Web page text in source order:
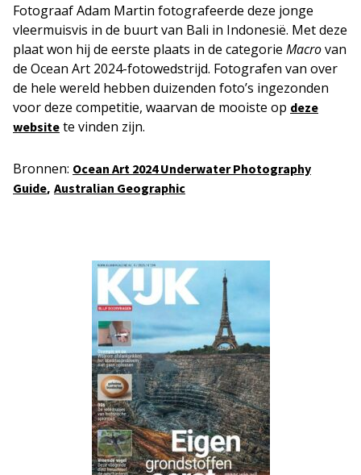
Fotograaf Adam Martin fotografeerde deze jonge
vleermuisvis in de buurt van Bali in Indonesië. Met deze
plaat won hij de eerste plaats in de categorie Macrovan
de Ocean Art 2024-fotowedstrijd. Fotografen van over
de hele wereld hebben duizenden foto’s ingezonden
voor deze competitie, waarvan de mooiste op deze
website te vinden zijn.
Bronnen: Ocean Art 2024 Underwater Photography
Guide, Australian Geographic